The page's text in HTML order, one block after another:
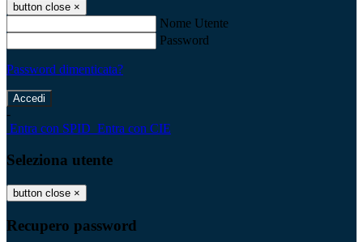
button close ×
Nome Utente
Password
Password dimenticata?
-
Entra con SPID Entra con CIE
Seleziona utente
button close ×
Recupero password